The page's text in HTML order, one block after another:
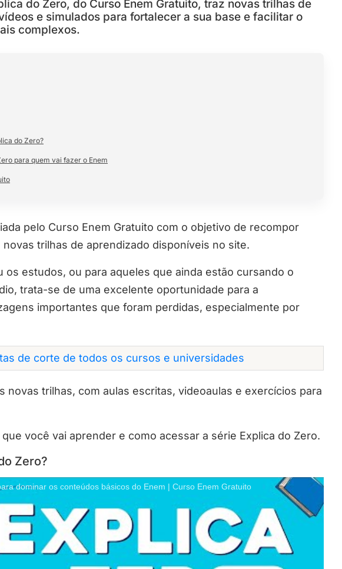
do Zero, do Curso Enem Gratuito, traz novas trilhas de
e simulados para fortalecer a sua base e facilitar o
complexos.
do Zero?
para quem vai fazer o Enem
pelo Curso Enem Gratuito com o objetivo de recompor
trilhas de aprendizado disponíveis no site.
os estudos, ou para aqueles que ainda estão cursando o
trata-se de uma excelente oportunidade para a
importantes que foram perdidas, especialmente por
de corte de todos os cursos e universidades
novas trilhas, com aulas escritas, videoaulas e exercícios para
você vai aprender e como acessar a série Explica do Zero.
Zero?
dominar os conteúdos básicos do Enem | Curso Enem Gratuito